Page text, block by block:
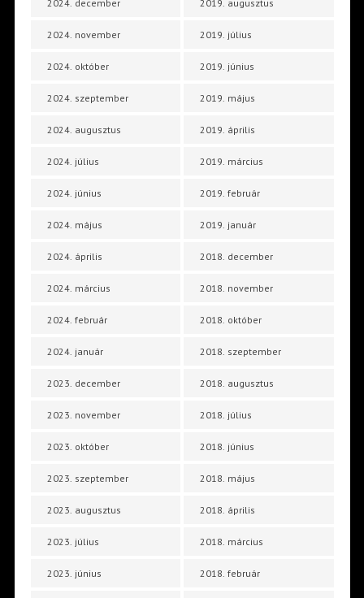
2024. december
2024. november
2024. október
2024. szeptember
2024. augusztus
2024. július
2024. június
2024. május
2024. április
2024. március
2024. február
2024. január
2023. december
2023. november
2023. október
2023. szeptember
2023. augusztus
2023. július
2023. június
2019. augusztus
2019. július
2019. június
2019. május
2019. április
2019. március
2019. február
2019. január
2018. december
2018. november
2018. október
2018. szeptember
2018. augusztus
2018. július
2018. június
2018. május
2018. április
2018. március
2018. február